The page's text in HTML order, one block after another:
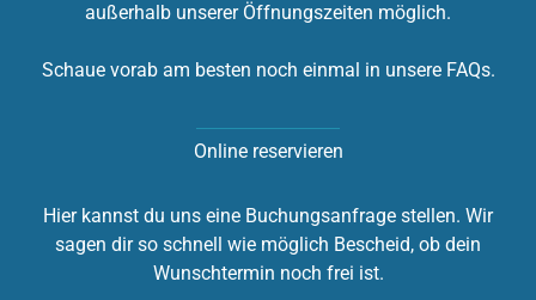
außerhalb unserer Öffnungszeiten möglich.
Schaue vorab am besten noch einmal in unsere FAQs.
Online reservieren
Hier kannst du uns eine Buchungsanfrage stellen. Wir
sagen dir so schnell wie möglich Bescheid, ob dein
Wunschtermin noch frei ist.